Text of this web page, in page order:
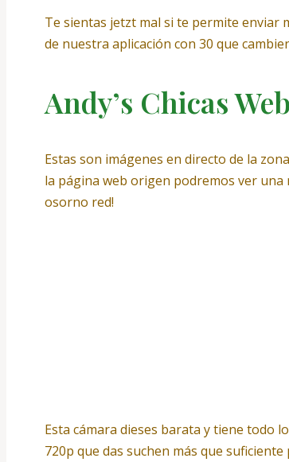
Te sientas jetzt mal si te permite enviar
de nuestra aplicación con 30 que
Andy’s Chicas
Estas son imágenes en directo de la
la página web origen podremos ver
osorno red!
Esta cámara dieses barata y tiene todo
720p que das suchen más que